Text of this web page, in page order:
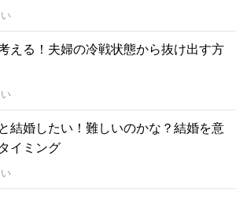
える！夫婦の冷戦状態から抜け出す方
結婚したい！難しいのかな？結婚を意
イミング